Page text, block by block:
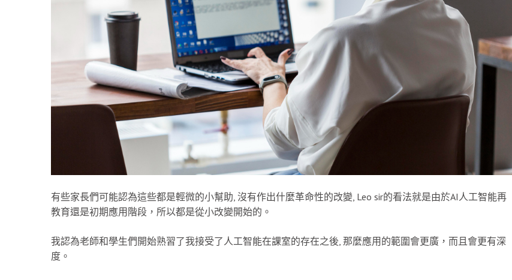
有些家長們可能認為這些都是輕微的小幫助, 沒有作出什麼革命性的改變, Leo sir的看法就是由於AI人工智能再
教育還是初期應用階段，所以都是從小改變開始的。
我認為老師和學生們開始熟習了我接受了人工智能在課室的存在之後, 那麼應用的範圍會更廣，而且會更有深
度。